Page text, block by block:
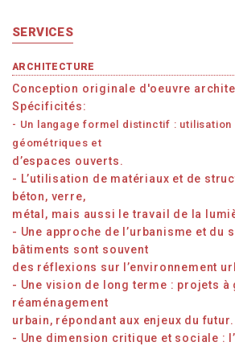
SERVICES
ARCHITECTURE
Conception originale d'oeuvre
Spécificités:
- Un langage formel distinctif :
géométriques et
d’espaces ouverts.
- L’utilisation de matériaux et de
béton, verre,
métal, mais aussi le travail de la
- Une approche de l’urbanisme et du
bâtiments sont souvent
des réflexions sur l’environnement
- Une vision de long terme : projets à
réaménagement
urbain, répondant aux enjeux du futur.
- Une dimension critique et sociale :